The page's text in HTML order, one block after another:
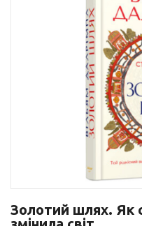
Золотий шлях. Як